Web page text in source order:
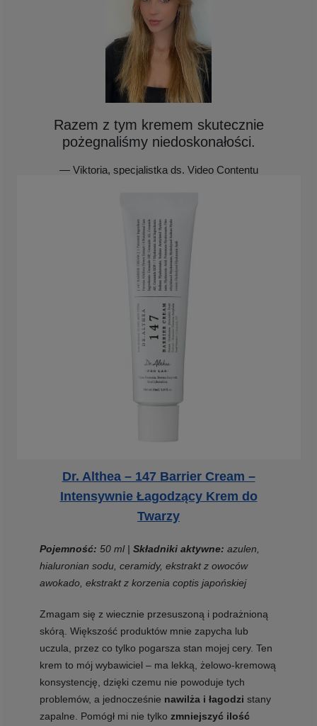
Razem z tym kremem skutecznie
pożegnaliśmy niedoskonałości.
— Viktoria, specjalistka ds. Video Contentu
Dr. Althea – 147 Barrier Cream –
Intensywnie Łagodzący Krem do
Twarzy
Pojemność: 50 ml | Składniki aktywne: azulen,
hialuronian sodu, ceramidy, ekstrakt z owoców
awokado, ekstrakt z korzenia coptis japońskiej
Zmagam się z wiecznie przesuszoną i podrażnioną
skórą. Większość produktów mnie zapycha lub
uczula, przez co tylko pogarsza stan mojej cery. Ten
krem to mój wybawiciel – ma lekką, żelowo-kremową
konsystencję, dzięki czemu nie powoduje tych
problemów, a jednocześnie nawilża i łagodzi stany
zapalne. Pomógł mi nie tylko zmniejszyć ilość